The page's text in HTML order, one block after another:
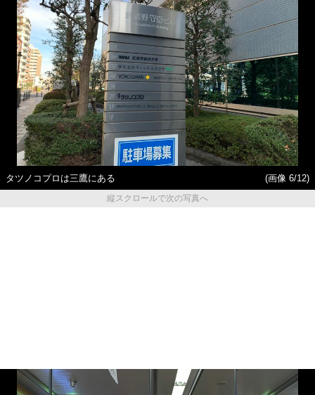
タツノコプロは三鷹にある
(画像 6/12)
縦スクロールで次の写真へ